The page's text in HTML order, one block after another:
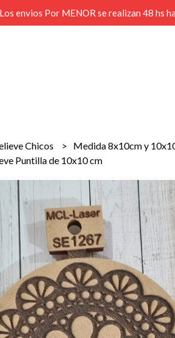
Los envios Por MENOR se realizan 48
Chicos
Medida 8x10cm y
Puntilla de 10x10 cm